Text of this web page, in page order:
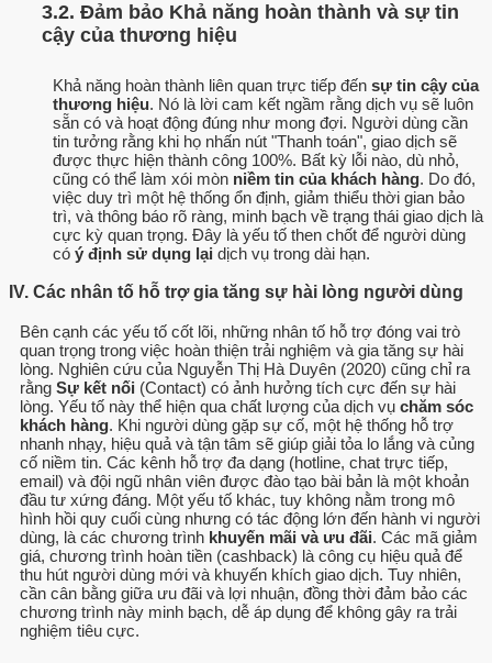
3.2. Đảm bảo Khả năng hoàn thành và sự tin
cậy của thương hiệu
Khả năng hoàn thành liên quan trực tiếp đến sự tin cậy của
thương hiệu. Nó là lời cam kết ngầm rằng dịch vụ sẽ luôn
sẵn có và hoạt động đúng như mong đợi. Người dùng cần
tin tưởng rằng khi họ nhấn nút "Thanh toán", giao dịch sẽ
được thực hiện thành công 100%. Bất kỳ lỗi nào, dù nhỏ,
cũng có thể làm xói mòn niềm tin của khách hàng. Do đó,
việc duy trì một hệ thống ổn định, giảm thiểu thời gian bảo
trì, và thông báo rõ ràng, minh bạch về trạng thái giao dịch là
cực kỳ quan trọng. Đây là yếu tố then chốt để người dùng
có ý định sử dụng lại dịch vụ trong dài hạn.
IV. Các nhân tố hỗ trợ gia tăng sự hài lòng người dùng
Bên cạnh các yếu tố cốt lõi, những nhân tố hỗ trợ đóng vai trò
quan trọng trong việc hoàn thiện trải nghiệm và gia tăng sự hài
lòng. Nghiên cứu của Nguyễn Thị Hà Duyên (2020) cũng chỉ ra
rằng Sự kết nối (Contact) có ảnh hưởng tích cực đến sự hài
lòng. Yếu tố này thể hiện qua chất lượng của dịch vụ chăm sóc
khách hàng. Khi người dùng gặp sự cố, một hệ thống hỗ trợ
nhanh nhạy, hiệu quả và tận tâm sẽ giúp giải tỏa lo lắng và củng
cố niềm tin. Các kênh hỗ trợ đa dạng (hotline, chat trực tiếp,
email) và đội ngũ nhân viên được đào tạo bài bản là một khoản
đầu tư xứng đáng. Một yếu tố khác, tuy không nằm trong mô
hình hồi quy cuối cùng nhưng có tác động lớn đến hành vi người
dùng, là các chương trình khuyến mãi và ưu đãi. Các mã giảm
giá, chương trình hoàn tiền (cashback) là công cụ hiệu quả để
thu hút người dùng mới và khuyến khích giao dịch. Tuy nhiên,
cần cân bằng giữa ưu đãi và lợi nhuận, đồng thời đảm bảo các
chương trình này minh bạch, dễ áp dụng để không gây ra trải
nghiệm tiêu cực.